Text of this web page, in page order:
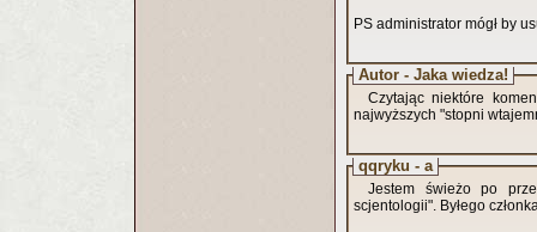
PS administrator mógł by
Autor - Jaka wiedza!
Czytając niektóre
najwyższych "stopni
qqryku - a
Jestem świeżo po
scjentologii". Byłego